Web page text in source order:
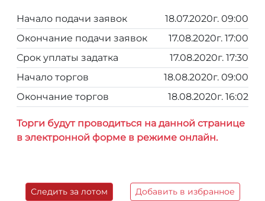
Начало подачи заявок
18.07.2020г. 09:00
Окончание подачи заявок
17.08.2020г. 17:00
Срок уплаты задатка
17.08.2020г. 17:30
Начало торгов
18.08.2020г. 09:00
Окончание торгов
18.08.2020г. 16:02
Торги будут проводиться на данной странице
в электронной форме в режиме онлайн.
Следить за лотом Добавить в избранное